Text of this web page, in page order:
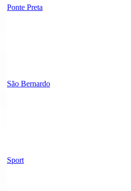
Ponte Preta
São Bernardo
Sport